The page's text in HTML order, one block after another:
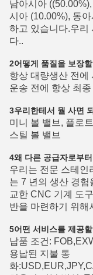
남아시아
시아 (10.00%), 동
하고 있습니다.우리
다..
2어떻게 품질을 보장
항상 대량생산 전에
운송 전에 항상 최
3우리한테서 뭘 사면
미니 볼 밸브, 플로
스틸 볼 밸브
4왜 다른 공급자로부
우리는 전문 스테인
는 7 년의 생산 경험
교한 CNC 기계 도
반을 마련하기 위해
5어떤 서비스를 제공
납품 조건:
용납된 지불 통
화